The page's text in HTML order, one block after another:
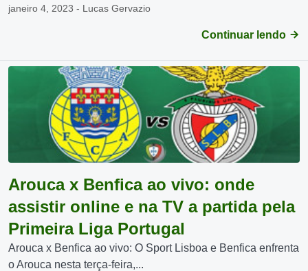
janeiro 4, 2023 - Lucas Gervazio
Continuar lendo
Arouca x Benfica ao vivo: onde
assistir online e na TV a partida pela
Primeira Liga Portugal
Arouca x Benfica ao vivo: O Sport Lisboa e Benfica enfrenta
o Arouca nesta terça-feira,...